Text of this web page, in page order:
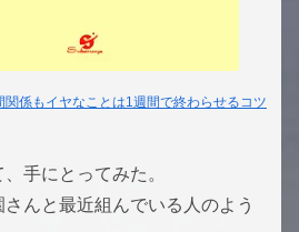
関係もイヤなことは1週間で終わらせるコツ
手にとってみた。
んと最近組んでいる人のよう